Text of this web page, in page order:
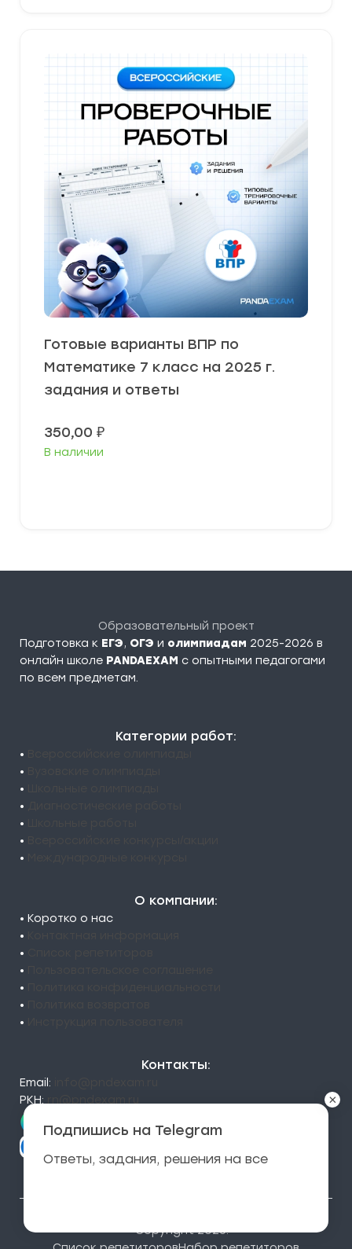
Готовые варианты ВПР по
Математике 7 класс на 2025 г.
задания и ответы
350,00 ₽
В наличии
Образовательный проект
Подготовка к ЕГЭ, ОГЭ и олимпиадам 2025-2026 в
онлайн школе PANDAEXAM c опытными педагогами
по всем предметам.
Категории работ:
•
•
•
•
•
•
•
О компании:
• Коротко о нас
•
•
•
•
•
•
Контакты:
Email:
РКН:
© Copyright 2026.
Подпишись на Telegram
Ответы, задания, решения на все
×